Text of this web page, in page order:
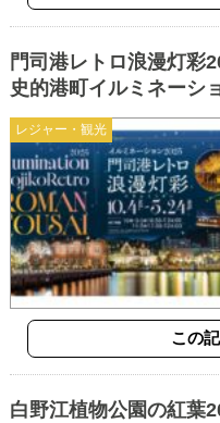
レジャー・観光
門司港レトロ浪漫灯彩
史的港町イルミネーシ
この
白野江植物公園の紅葉